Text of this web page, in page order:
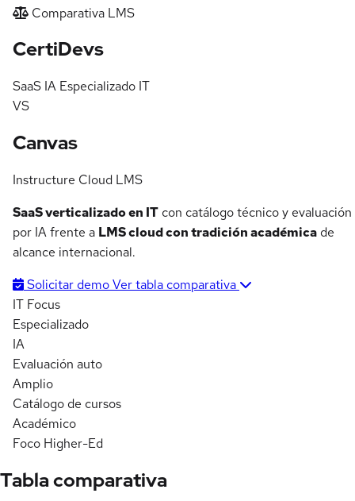
Comparativa LMS
CertiDevsvs Canvas: comparativa
SaaS IA Especializado IT
VS
Canvas
Instructure Cloud LMS
SaaS verticalizado en IT con catálogo técnico y evaluación
por IA frente a LMS cloud con tradición académica de
alcance internacional.
Solicitar demoVer tabla comparativa
IT Focus
Especializado
IA
Evaluación auto
Amplio
Catálogo de cursos
Académico
Foco Higher-Ed
Tabla comparativa